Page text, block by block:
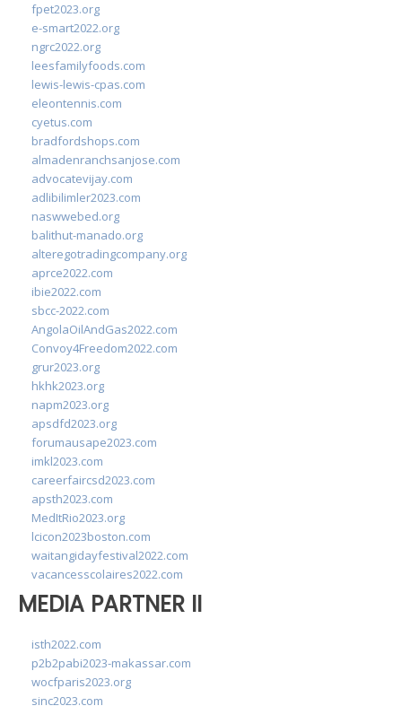
fpet2023.org
e-smart2022.org
ngrc2022.org
leesfamilyfoods.com
lewis-lewis-cpas.com
eleontennis.com
cyetus.com
bradfordshops.com
almadenranchsanjose.com
advocatevijay.com
adlibilimler2023.com
naswwebed.org
balithut-manado.org
alteregotradingcompany.org
aprce2022.com
ibie2022.com
sbcc-2022.com
AngolaOilAndGas2022.com
Convoy4Freedom2022.com
grur2023.org
hkhk2023.org
napm2023.org
apsdfd2023.org
forumausape2023.com
imkl2023.com
careerfaircsd2023.com
apsth2023.com
MedItRio2023.org
lcicon2023boston.com
waitangidayfestival2022.com
vacancesscolaires2022.com
MEDIA PARTNER II
isth2022.com
p2b2pabi2023-makassar.com
wocfparis2023.org
sinc2023.com